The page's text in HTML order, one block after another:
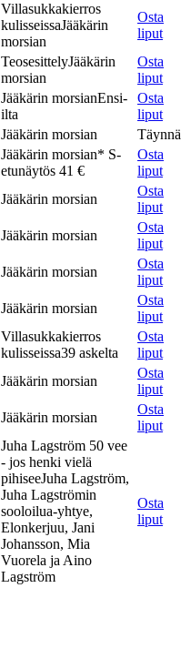
Villasukkakierros
kulisseissaJääkärin
morsian
Osta
liput
TeosesittelyJääkärin
morsian
Osta
liput
Jääkärin morsianEnsi-
ilta
Osta
liput
Jääkärin morsian
Täynnä
Jääkärin morsian* S-
etunäytös 41 €
Osta
liput
Jääkärin morsian
Osta
liput
Jääkärin morsian
Osta
liput
Jääkärin morsian
Osta
liput
Jääkärin morsian
Osta
liput
Villasukkakierros
kulisseissa39 askelta
Osta
liput
Jääkärin morsian
Osta
liput
Jääkärin morsian
Osta
liput
Juha Lagström 50 vee
- jos henki vielä
pihiseeJuha Lagström,
Juha Lagströmin
sooloilua-yhtye,
Elonkerjuu, Jani
Johansson, Mia
Vuorela ja Aino
Lagström
Osta
liput